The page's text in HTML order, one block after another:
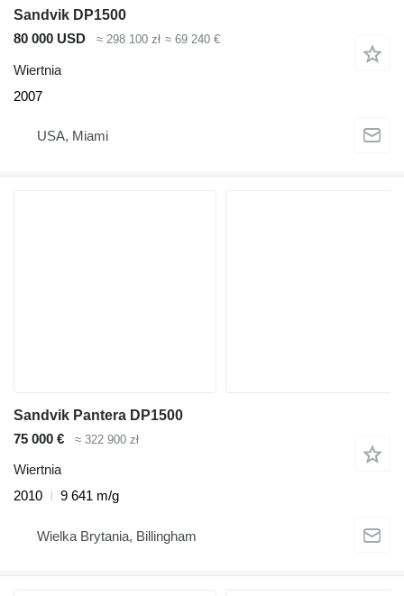
Sandvik DP1500
80 000 USD
≈ 298 100 zł ≈ 69 240 €
Wiertnia
2007
USA, Miami
Sandvik Pantera DP1500
75 000 €
≈ 322 900 zł
Wiertnia
2010
9 641 m/g
Wielka Brytania, Billingham